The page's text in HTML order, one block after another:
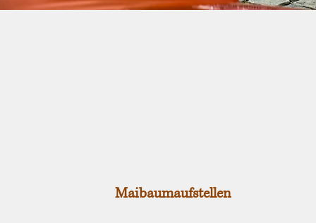
Maibaumaufstellen